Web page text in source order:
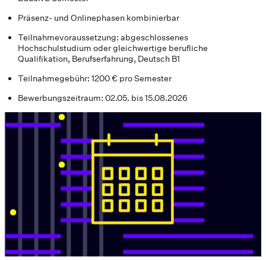
Präsenz- und Onlinephasen kombinierbar
Teilnahmevoraussetzung: abgeschlossenes
Hochschulstudium oder gleichwertige berufliche
Qualifikation, Berufserfahrung, Deutsch B1
Teilnahmegebühr: 1200 € pro Semester
Bewerbungszeitraum: 02.05. bis 15.08.2026